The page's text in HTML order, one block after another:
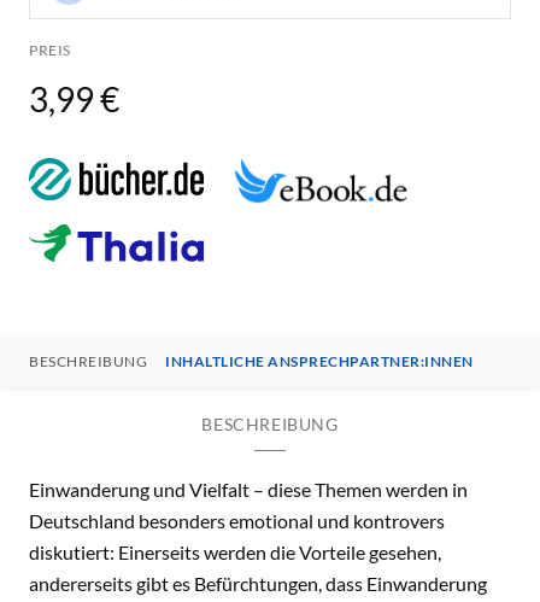
PREIS
3,99 €
BESCHREIBUNG INHALTLICHE ANSPRECHPARTNER:INNEN
BESCHREIBUNG
Einwanderung und Vielfalt – diese Themen werden in
Deutschland besonders emotional und kontrovers
diskutiert: Einerseits werden die Vorteile gesehen,
andererseits gibt es Befürchtungen, dass Einwanderung